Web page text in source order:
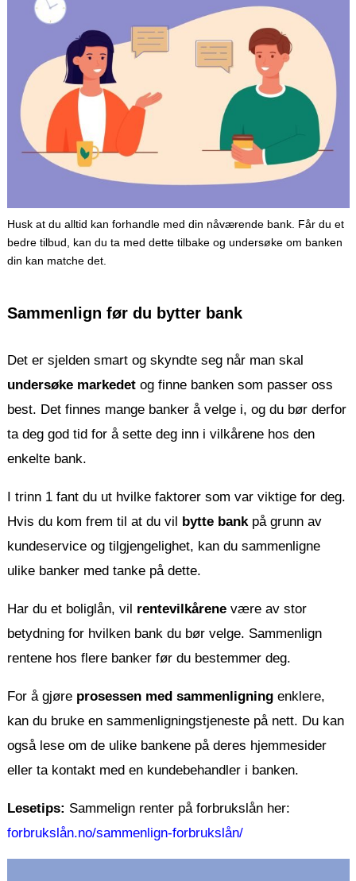
Husk at du alltid kan forhandle med din nåværende bank. Får du et
bedre tilbud, kan du ta med dette tilbake og undersøke om banken
din kan matche det.
Sammenlign før du bytter bank
Det er sjelden smart og skyndte seg når man skal
undersøke markedet og finne banken som passer oss
best. Det finnes mange banker å velge i, og du bør derfor
ta deg god tid for å sette deg inn i vilkårene hos den
enkelte bank.
I trinn 1 fant du ut hvilke faktorer som var viktige for deg.
Hvis du kom frem til at du vil bytte bankpå grunn av
kundeservice og tilgjengelighet, kan du sammenligne
ulike banker med tanke på dette.
Har du et boliglån, vil rentevilkårenevære av stor
betydning for hvilken bank du bør velge. Sammenlign
rentene hos flere banker før du bestemmer deg.
For å gjøre prosessen med sammenligningenklere,
kan du bruke en sammenligningstjeneste på nett. Du kan
også lese om de ulike bankene på deres hjemmesider
eller ta kontakt med en kundebehandler i banken.
Lesetips: Sammelign renter på forbrukslån her:
forbrukslån.no/sammenlign-forbrukslån/